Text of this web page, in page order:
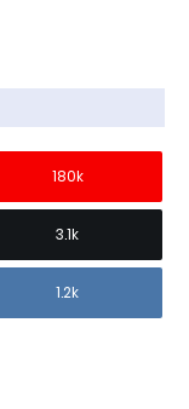
180k
3.1k
1.2k